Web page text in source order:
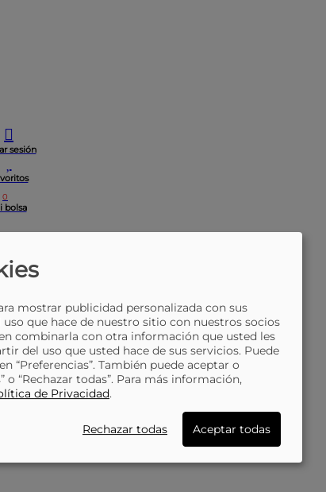
sesión
0
bolsa
mostrar publicidad personalizada con sus
que hace de nuestro sitio con nuestros socios
combinarla con otra información que usted les
del uso que usted hace de sus servicios. Puede
“Preferencias”. También puede aceptar o
“Rechazar todas”. Para más información,
de Privacidad.
Rechazar todas Aceptar todas